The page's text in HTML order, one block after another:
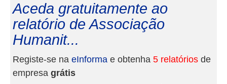
Aceda gratuitamente ao
relatório de Associação
Humanit...
Registe-se na eInforma e obtenha 5 relatórios de
empresa grátis